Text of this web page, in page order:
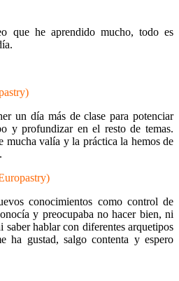
que he aprendido mucho, todo es
día.
un día más de clase para potenciar
y profundizar en el resto de temas.
mucha valía y la práctica la hemos de
positivo.
conocimientos como control de
y preocupaba no hacer bien, ni
saber hablar con diferentes arquetipos
ha gustad, salgo contenta y espero